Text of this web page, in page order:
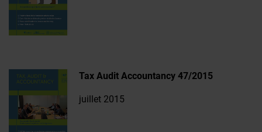
Tax Audit Accountancy 47/2015
juillet 2015